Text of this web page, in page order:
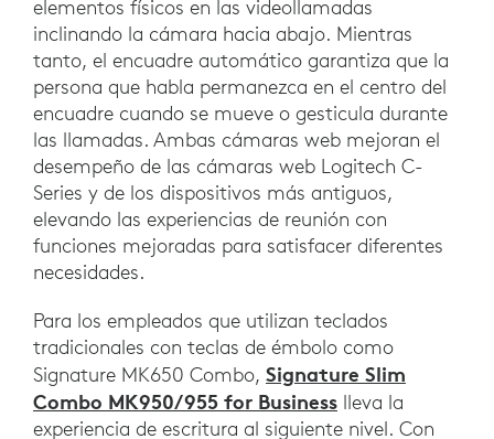
elementos físicos en las videollamadas
inclinando la cámara hacia abajo. Mientras
tanto, el encuadre automático garantiza que la
persona que habla permanezca en el centro del
encuadre cuando se mueve o gesticula durante
las llamadas. Ambas cámaras web mejoran el
desempeño de las cámaras web Logitech C-
Series y de los dispositivos más antiguos,
elevando las experiencias de reunión con
funciones mejoradas para satisfacer diferentes
necesidades.
Para los empleados que utilizan teclados
tradicionales con teclas de émbolo como
Signature MK650 Combo, Signature Slim
Combo MK950/955 for Business lleva la
experiencia de escritura al siguiente nivel. Con